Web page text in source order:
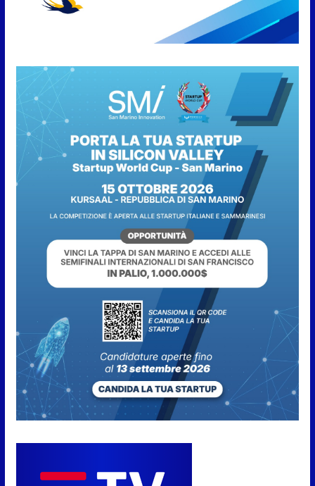
“San Marino Antiqua –
Leggende e storie del Titano”:
l’inequivocabile successo di
6 Agosto 2026